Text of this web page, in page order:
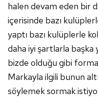
halen devam eden bir
içerisinde bazı
yaptı bazı kulüplerle
daha iyi şartlarla başka
bizde olduğu gibi
Markayla ilgili bunun
söylemek sormak